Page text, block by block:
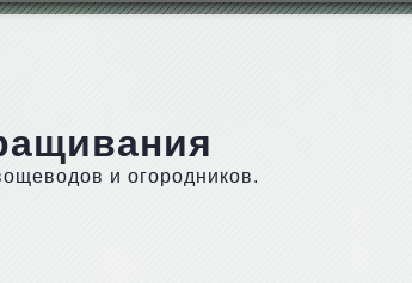
и огородников.